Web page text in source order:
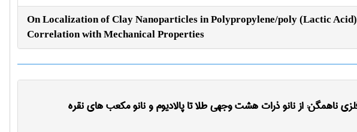
On Localization of Clay Nanoparticles in Polypropylene/poly (Lactic Acid)
Correlation with Mechanical Properties
ناهمگن: از نانو ذرات هشت وجهی طلا تا پالادیوم و نانو مکعب های نقره